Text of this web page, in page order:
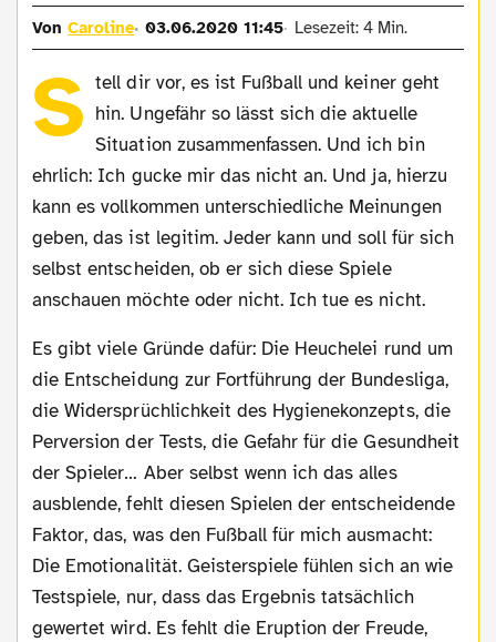
VonCaroline 03.06.2020 11:45 Lesezeit: 4 Min.
S tell dir vor, es ist Fußball und keiner geht
hin. Ungefähr so lässt sich die aktuelle
Situation zusammenfassen. Und ich bin
ehrlich: Ich gucke mir das nicht an. Und ja, hierzu
kann es vollkommen unterschiedliche Meinungen
geben, das ist legitim. Jeder kann und soll für sich
selbst entscheiden, ob er sich diese Spiele
anschauen möchte oder nicht. Ich tue es nicht.
Es gibt viele Gründe dafür: Die Heuchelei rund um
die Entscheidung zur Fortführung der Bundesliga,
die Widersprüchlichkeit des Hygienekonzepts, die
Perversion der Tests, die Gefahr für die Gesundheit
der Spieler… Aber selbst wenn ich das alles
ausblende, fehlt diesen Spielen der entscheidende
Faktor, das, was den Fußball für mich ausmacht:
Die Emotionalität. Geisterspiele fühlen sich an wie
Testspiele, nur, dass das Ergebnis tatsächlich
gewertet wird. Es fehlt die Eruption der Freude,